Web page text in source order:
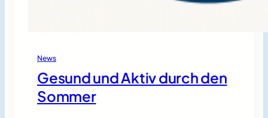
News
Gesund und Aktiv durch den
Sommer